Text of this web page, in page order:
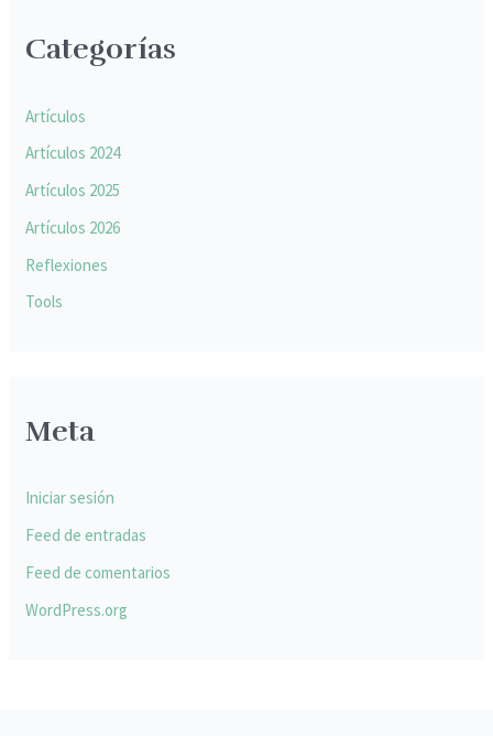
Categorías
Artículos
Artículos 2024
Artículos 2025
Artículos 2026
Reflexiones
Tools
Meta
Iniciar sesión
Feed de entradas
Feed de comentarios
WordPress.org